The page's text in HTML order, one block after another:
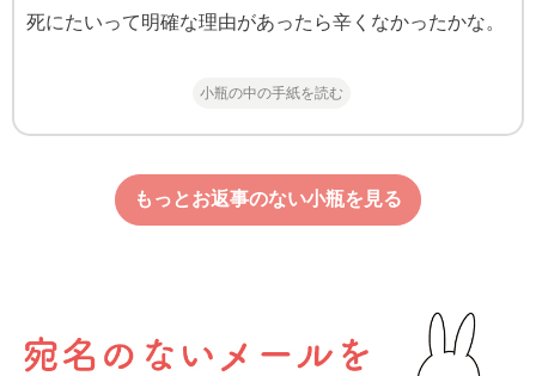
死にたいって明確な理由があったら辛くなかったかな。
小瓶の中の手紙を読む
もっとお返事のない小瓶を見る